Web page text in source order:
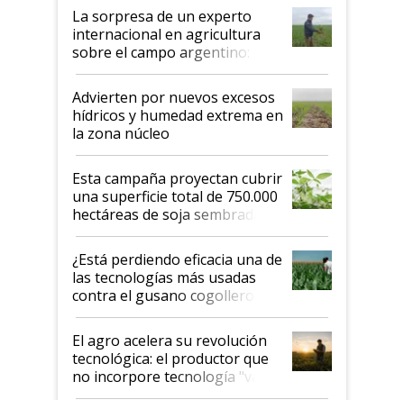
La sorpresa de un experto
internacional en agricultura
sobre el campo argentino:
"Estoy muy impresionado"
Advierten por nuevos excesos
hídricos y humedad extrema en
la zona núcleo
Esta campaña proyectan cubrir
una superficie total de 750.000
hectáreas de soja sembradas
con una nueva generación de
variedades que marcan un
salto tecnológico en genética y
rendimiento
¿Está perdiendo eficacia una de
las tecnologías más usadas
contra el gusano cogollero? El
desafío de una tecnología clave
El agro acelera su revolución
tecnológica: el productor que
no incorpore tecnología "va a
perder el tren"